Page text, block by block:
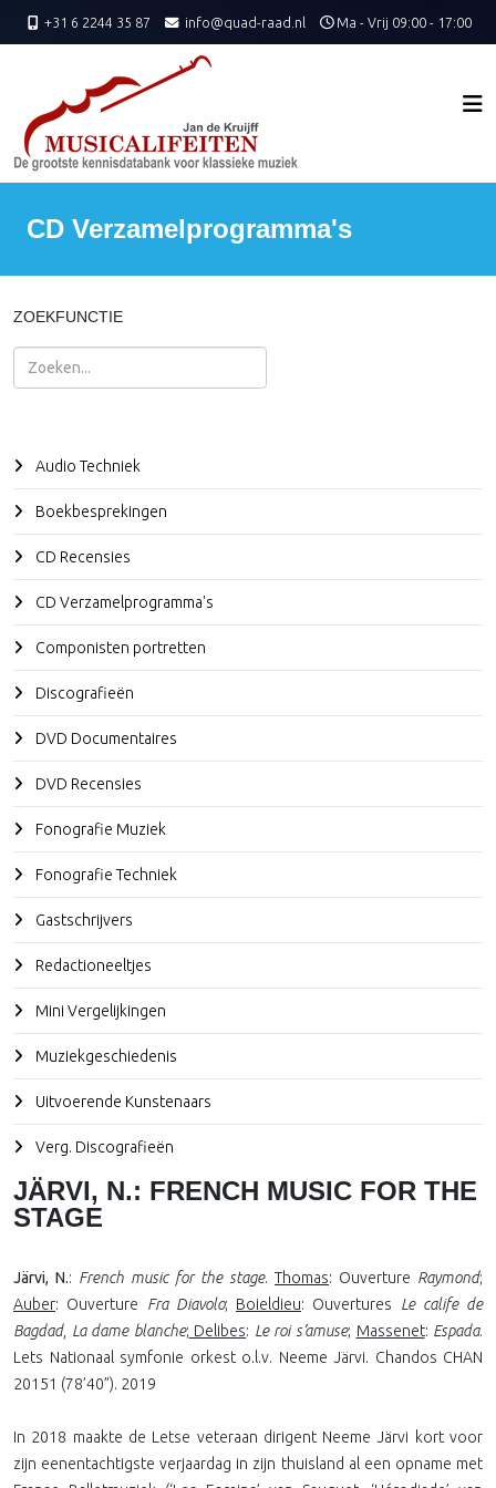
+31 6 2244 35 87 info@quad-raad.nl Ma - Vrij 09:00 - 17:00
CD Verzamelprogramma's
ZOEKFUNCTIE
Zoeken
Audio Techniek
Boekbesprekingen
CD Recensies
CD Verzamelprogramma's
Componisten portretten
Discografieën
DVD Documentaires
DVD Recensies
Fonografie Muziek
Fonografie Techniek
Gastschrijvers
Redactioneeltjes
Mini Vergelijkingen
Muziekgeschiedenis
Uitvoerende Kunstenaars
Verg. Discografieën
JÄRVI, N.: FRENCH MUSIC FOR THE
STAGE
Järvi, N.: French music for the stage. Thomas: Ouverture Raymond;
Auber: Ouverture Fra Diavolo; Boieldieu: Ouvertures Le calife de
Bagdad, La dame blanche; Delibes: Le roi s’amuse; Massenet: Espada.
Lets Nationaal symfonie orkest o.l.v. Neeme Järvi. Chandos CHAN
20151 (78’40”). 2019
In 2018 maakte de Letse veteraan dirigent Neeme Järvi kort voor
zijn eenentachtigste verjaardag in zijn thuisland al een opname met